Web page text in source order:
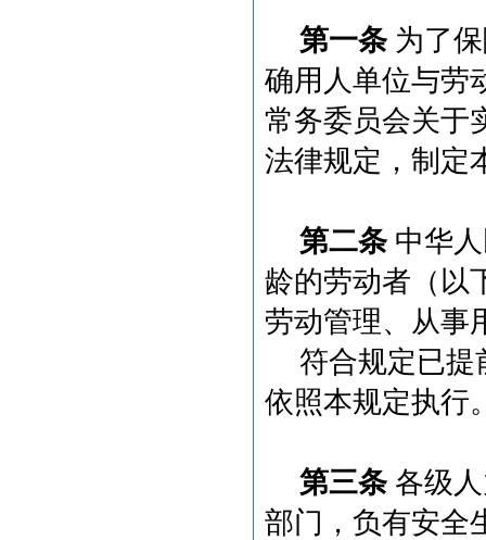
第一条为了保
确用人单位与劳
常务委员会关于
法律规定，制定
第二条 中华
龄的劳动者（以
劳动管理、从事
符合规定已提
依照本规定执行
第三条各级人
部门，负有安全